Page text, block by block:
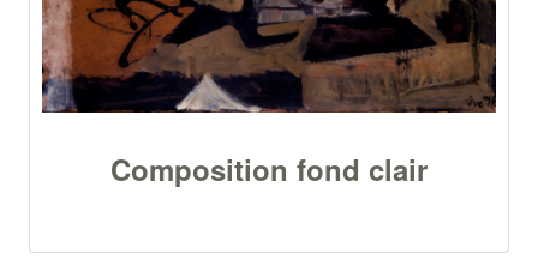
Composition fond clair